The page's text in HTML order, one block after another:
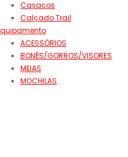
Casacos
Calçado Trail
ACESSÓRIOS
BONÉS/GORROS/VISORES
MEIAS
MOCHILAS